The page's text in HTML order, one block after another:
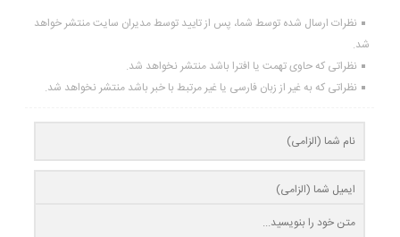
نظرات ارسال شده توسط شما، پس از تایید توسط مدیران سایت منتشر خواهد
شد.
نظراتی که حاوی تهمت یا افترا باشد منتشر نخواهد شد.
نظراتی که به غیر از زبان فارسی یا غیر مرتبط با خبر باشد منتشر نخواهد شد.